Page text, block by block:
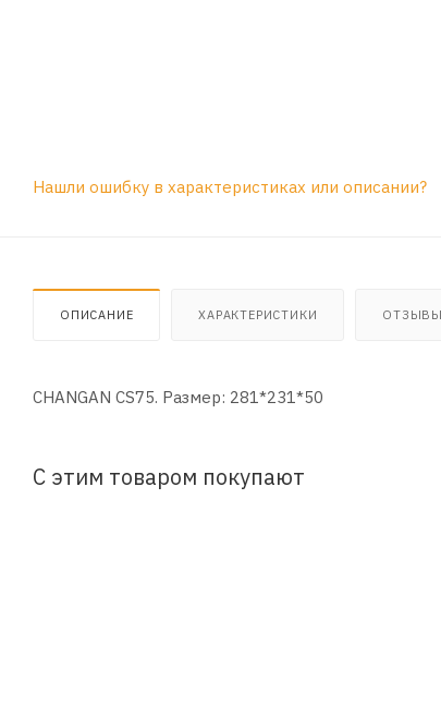
Нашли ошибку в характеристиках или описании?
ОПИСАНИЕ ХАРАКТЕРИСТИКИ ОТЗЫВЫ
CHANGAN CS75. Размер: 281*231*50
С этим товаром покупают